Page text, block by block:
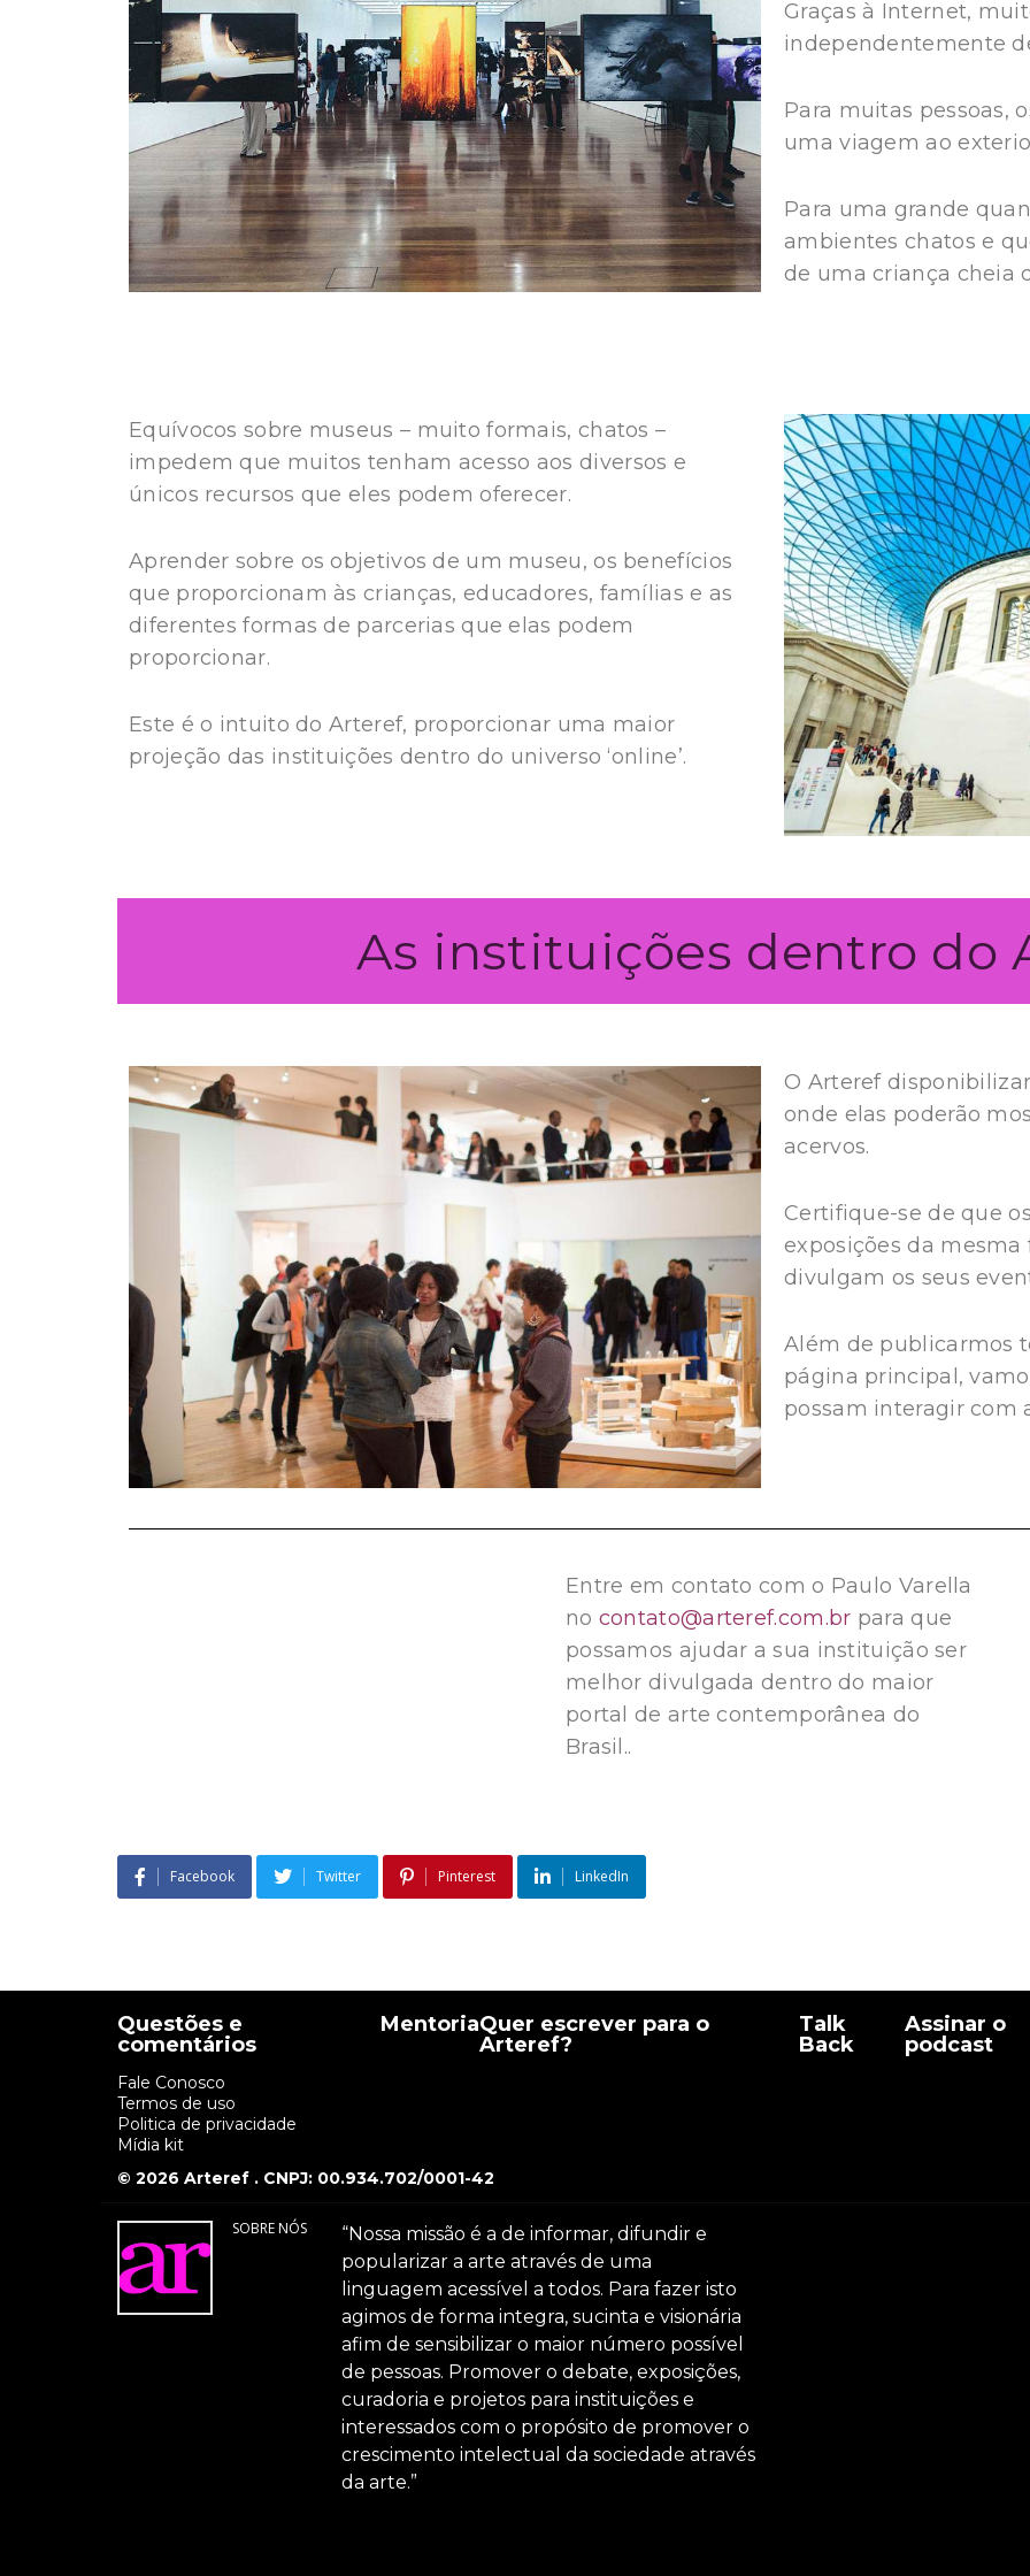
Graças à Internet,
independentemente
Para muitas pessoas,
uma viagem ao
Para uma grande
ambientes chatos e
de uma criança cheia
Equívocos sobre museus – muito formais, chatos –
impedem que muitos tenham acesso aos diversos e
únicos recursos que eles podem oferecer.
Aprender sobre os objetivos de um museu, os benefícios
que proporcionam às crianças, educadores, famílias e as
diferentes formas de parcerias que elas podem
proporcionar.
Este é o intuito do Arteref, proporcionar uma maior
projeção das instituições dentro do universo ‘online’.
As instituições dentro do
O Arteref
onde elas poderão
acervos.
Certifique-se de que
exposições da
divulgam os seus
Além de publicarmos
página principal,
possam interagir com
Entre em contato com o Paulo Varella
no contato@arteref.com.br para que
possamos ajudar a sua instituição ser
melhor divulgada dentro do maior
portal de arte contemporânea do
Brasil..
Facebook Twitter Pinterest LinkedIn
Questões e
comentários
Fale Conosco
Termos de uso
Politica de privacidade
Mídia kit
MentoriaQuer escrever para o
Arteref?
Talk
Back
Assinar o
podcast
© 2026 Arteref . CNPJ: 00.934.702/0001-42
SOBRE NÓS
“Nossa missão é a de informar, difundir e
popularizar a arte através de uma
linguagem acessível a todos. Para fazer isto
agimos de forma integra, sucinta e visionária
afim de sensibilizar o maior número possível
de pessoas. Promover o debate, exposições,
curadoria e projetos para instituições e
interessados com o propósito de promover o
crescimento intelectual da sociedade através
da arte.”